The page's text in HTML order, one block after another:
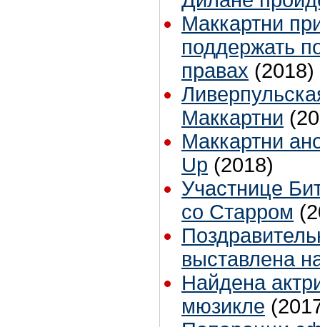
Маккартни
поддержать
правах (2018)
Маккартни
Маккартни
Up (2018)
Участнице
со Старром
выставлена
Найдена
мюзикле